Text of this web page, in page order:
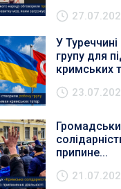
У
групу для
кримських
припине...